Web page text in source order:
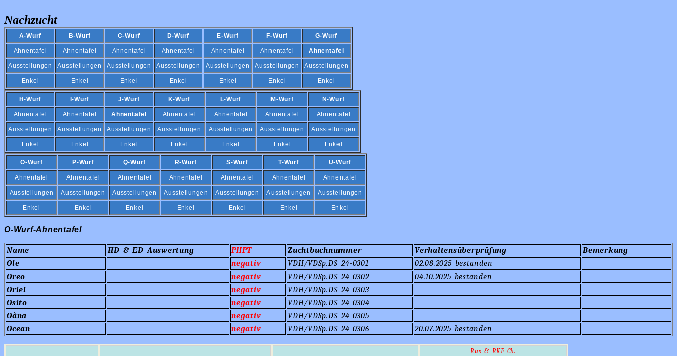
Nachzucht
A-Wurf B-Wurf C-Wurf D-Wurf E-Wurf F-Wurf G-Wurf
Ahnentafel Ahnentafel Ahnentafel Ahnentafel Ahnentafel Ahnentafel Ahnentafel
Ausstellungen Ausstellungen Ausstellungen Ausstellungen Ausstellungen Ausstellungen Ausstellungen
Enkel Enkel Enkel Enkel Enkel Enkel Enkel
H-Wurf I-Wurf J-Wurf K-Wurf L-Wurf M-Wurf N-Wurf
Ahnentafel Ahnentafel Ahnentafel Ahnentafel Ahnentafel Ahnentafel Ahnentafel
Ausstellungen Ausstellungen Ausstellungen Ausstellungen Ausstellungen Ausstellungen Ausstellungen
Enkel Enkel Enkel Enkel Enkel Enkel Enkel
O-Wurf P-Wurf Q-Wurf R-Wurf S-Wurf T-Wurf U-Wurf
Ahnentafel Ahnentafel Ahnentafel Ahnentafel Ahnentafel Ahnentafel Ahnentafel
Ausstellungen Ausstellungen Ausstellungen Ausstellungen Ausstellungen Ausstellungen Ausstellungen
Enkel Enkel Enkel Enkel Enkel Enkel Enkel
O-Wurf-Ahnentafel
Name HD & ED Auswertung PHPT Zuchtbuchnummer Verhaltensüberprüfung
Bemerkung
Ole
negativ VDH/VDSp.DS 24-0301
02.08.2025 bestanden
Oreo
negativ VDH/VDSp.DS 24-0302
04.10.2025 bestanden
Oriel
negativ
VDH/VDSp.DS 24-0303
Osito
negativ
VDH/VDSp.DS 24-0304
Oàna
negativ
VDH/VDSp.DS 24-0305
Ocean
negativ VDH/VDSp.DS 24-0306 20.07.2025 bestanden
Rus & RKF Ch.